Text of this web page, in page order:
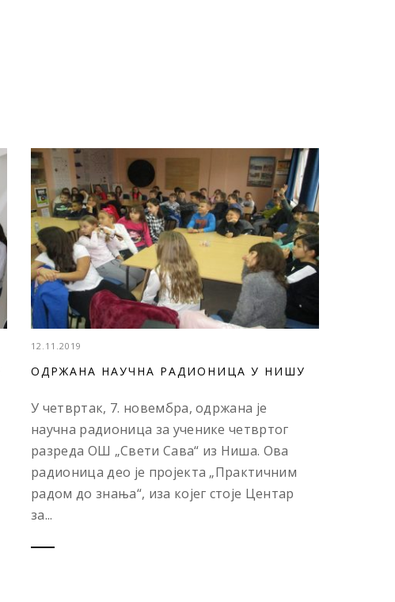
12.11.2019
OДРЖАНА НАУЧНА РАДИОНИЦА У НИШУ
У четвртак, 7. новембра, одржана је
научна радионица за ученике четвртог
разреда ОШ „Свети Сава“ из Ниша. Ова
радионица део је пројекта „Практичним
радом до знања“, иза којег стоје Центар
за...